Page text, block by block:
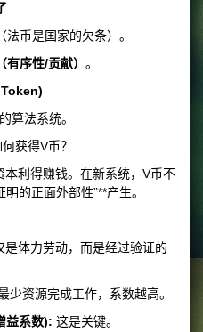
（法币是国家的欠条）。
有序性/贡献） 。
的算法系统。
获得V币？
利得赚钱。在新系统，V币不
的正面外部性”**产生。
是体力劳动，而是经过验证的
少资源完成工作，系数越高。
益系数): 这是关键。